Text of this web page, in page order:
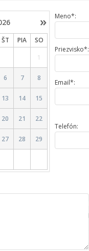
»
ŠT PIA
SO
1
6 7 8
13 14 15
20 21 22
27 28 29
Meno*:
Priezvisko*:
Email*:
Telefón: